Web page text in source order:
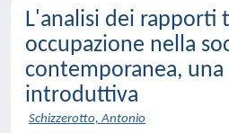
L'analisi dei rapporti
occupazione nella
contemporanea, una
introduttiva
Schizzerotto, Antonio